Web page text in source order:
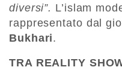
diversi”. L’islam
rappresentato dal
Bukhari.
TRA REALITY